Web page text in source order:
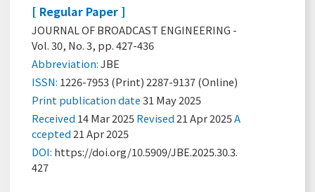
[ Regular Paper ]
JOURNAL OF BROADCAST ENGINEERING -
Vol. 30, No. 3, pp. 427-436
Abbreviation:JBE
ISSN: 1226-7953 (Print) 2287-9137 (Online)
Print publication date31 May 2025
Received 14 Mar 2025Revised 21 Apr 2025A
ccepted 21 Apr 2025
DOI: https://doi.org/10.5909/JBE.2025.30.3.
427